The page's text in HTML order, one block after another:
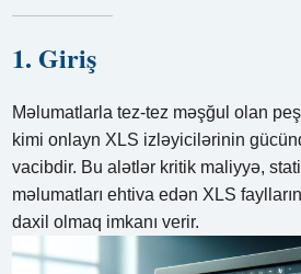
1. Giriş
Məlumatlarla tez-tez məşğul olan
kimi onlayn XLS izləyicilərinin
vacibdir. Bu alətlər kritik maliyyə,
məlumatları ehtiva edən XLS
daxil olmaq imkanı verir.